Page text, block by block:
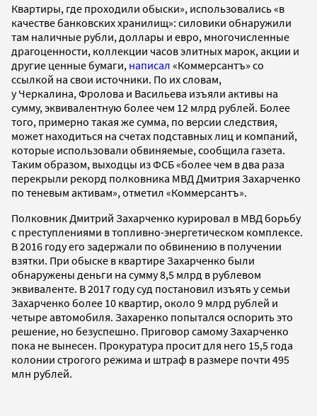
Квартиры, где проходили обыски», использовались «в
качестве банковских хранилищ»: силовики обнаружили
там наличные рубли, доллары и евро, многочисленные
драгоценности, коллекции часов элитных марок, акции и
другие ценные бумаги, написал «Коммерсантъ» со
ссылкой на свои источники. По их словам,
у Черкалина, Фролова и Васильева изъяли активы на
сумму, эквивалентную более чем 12 млрд рублей. Более
того, примерно такая же сумма, по версии следствия,
может находиться на счетах подставных лиц и компаний,
которые использовали обвиняемые, сообщила газета.
Таким образом, выходцы из ФСБ «более чем в два раза
перекрыли рекорд полковника МВД Дмитрия Захарченко
по теневым активам», отметил «Коммерсантъ».
Полковник Дмитрий Захарченко курировал в МВД борьбу
с преступлениями в топливно-энергетическом комплексе.
В 2016 году его задержали по обвинению в получении
взятки. При обыске в квартире Захарченко были
обнаружены деньги на сумму 8,5 млрд в рублевом
эквиваленте. В 2017 году суд постановил изъять у семьи
Захарченко более 10 квартир, около 9 млрд рублей и
четыре автомобиля. Захаренко попытался оспорить это
решение, но безуспешно. Приговор самому Захарченко
пока не вынесен. Прокуратура просит для него 15,5 года
колонии строгого режима и штраф в размере почти 495
млн рублей.